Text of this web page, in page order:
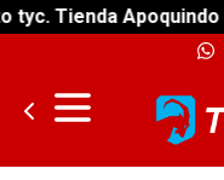
Tienda Apoquindo